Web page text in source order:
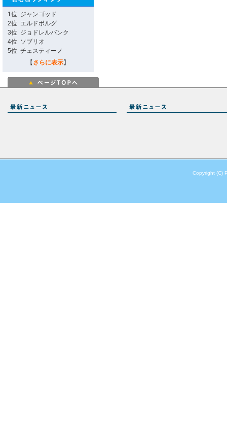
1位 ジャンゴッド
2位 エルドボルグ
3位 ジョドレルバンク
4位 ソブリオ
5位 チェスティーノ
【 さらに表示】
Copyright (C)